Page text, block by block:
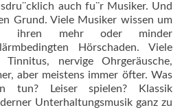
auch fu¨r Musiker. Und
Grund. Viele Musiker wissen um
ihren mehr oder minder
Hörschaden. Viele
nervige Ohrgeräusche,
aber meistens immer öfter. Was
tun? Leiser spielen? Klassik
Unterhaltungsmusik ganz zu